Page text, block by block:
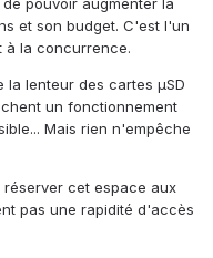
pouvoir augmenter la
et son budget. C'est l'un
à la concurrence.
lenteur des cartes µSD
un fonctionnement
Mais rien n'empêche
cet espace aux
pas une rapidité d'accès